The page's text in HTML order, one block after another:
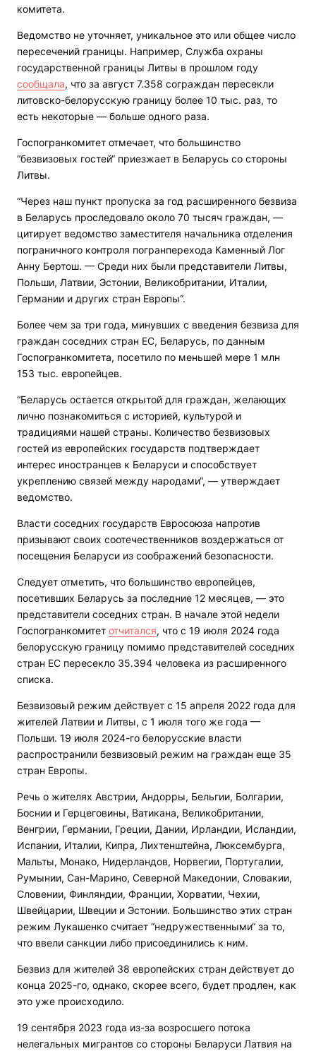
комитета.
Ведомство не уточняет, уникальное это или общее число
пересечений границы. Например, Служба охраны
государственной границы Литвы в прошлом году
сообщала, что за август 7.358 сограждан пересекли
литовско-белорусскую границу более 10 тыс. раз, то
есть некоторые — больше одного раза.
Госпогранкомитет отмечает, что большинство
“безвизовых гостей“ приезжает в Беларусь со стороны
Литвы.
“Через наш пункт пропуска за год расширенного безвиза
в Беларусь проследовало около 70 тысяч граждан, —
цитирует ведомство заместителя начальника отделения
пограничного контроля погранперехода Каменный Лог
Анну Бертош. — Среди них были представители Литвы,
Польши, Латвии, Эстонии, Великобритании, Италии,
Германии и других стран Европы“.
Более чем за три года, минувших с введения безвиза для
граждан соседних стран ЕС, Беларусь, по данным
Госпогранкомитета, посетило по меньшей мере 1 млн
153 тыс. европейцев.
“Беларусь остается открытой для граждан, желающих
лично познакомиться с историей, культурой и
традициями нашей страны. Количество безвизовых
гостей из европейских государств подтверждает
интерес иностранцев к Беларуси и способствует
укреплению связей между народами“, — утверждает
ведомство.
Власти соседних государств Евросоюза напротив
призывают своих соотечественников воздержаться от
посещения Беларуси из соображений безопасности.
Следует отметить, что большинство европейцев,
посетивших Беларусь за последние 12 месяцев, — это
представители соседних стран. В начале этой недели
Госпогранкомитет отчитался, что с 19 июля 2024 года
белорусскую границу помимо представителей соседних
стран ЕС пересекло 35.394 человека из расширенного
списка.
Безвизовый режим действует с 15 апреля 2022 года для
жителей Латвии и Литвы, с 1 июля того же года —
Польши. 19 июля 2024-го белорусские власти
распространили безвизовый режим на граждан еще 35
стран Европы.
Речь о жителях Австрии, Андорры, Бельгии, Болгарии,
Боснии и Герцеговины, Ватикана, Великобритании,
Венгрии, Германии, Греции, Дании, Ирландии, Исландии,
Испании, Италии, Кипра, Лихтенштейна, Люксембурга,
Мальты, Монако, Нидерландов, Норвегии, Португалии,
Румынии, Сан-Марино, Северной Македонии, Словакии,
Словении, Финляндии, Франции, Хорватии, Чехии,
Швейцарии, Швеции и Эстонии. Большинство этих стран
режим Лукашенко считает “недружественными“ за то,
что ввели санкции либо присоединились к ним.
Безвиз для жителей 38 европейских стран действует до
конца 2025-го, однако, скорее всего, будет продлен, как
это уже происходило.
19 сентября 2023 года из-за возросшего потока
нелегальных мигрантов со стороны Беларуси Латвия на